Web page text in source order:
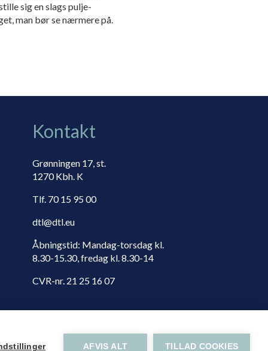
sig en slags pulje-
man bør se nærmere på.
Kontakt
Grønningen 17, st.
1270 Kbh. K
Tlf. 70 15 95 00
dtl@dtl.eu
Åbningstid: Mandag-torsdag kl.
8.30-15.30, fredag kl. 8.30-14
CVR-nr. 21 25 16 07
AFVIS ALT TILLAD COOKIES